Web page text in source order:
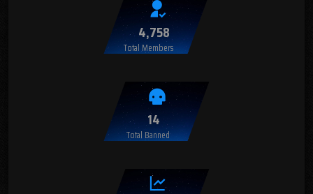
4,758
Total Members
14
Total Banned